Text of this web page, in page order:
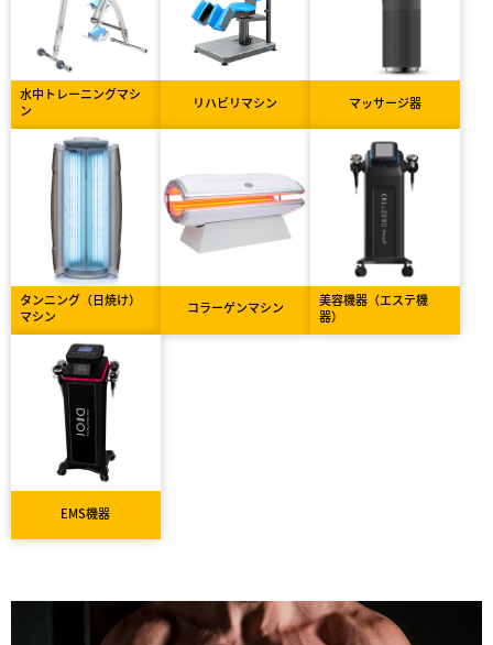
水中トレーニングマシ
ン
リハビリマシン マッサージ器
タンニング（日焼け）
マシン
コラーゲンマシン
美容機器（エステ機
器）
EMS機器